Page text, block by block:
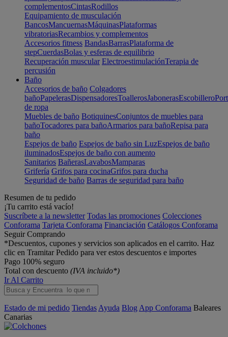
complementosCintasRodillos
Equipamiento de musculación
BancosMancuernasMáquinasPlataformas
vibratoriasRecambios y complementos
Accesorios fitness BandasBarrasPlataforma de
stepCuerdasBolas y esferas de equilibrio
Recuperación muscular ElectroestimulaciónTerapia de
percusión
Baño
Accesorios de baño Colgadores
bañoPapelerasDispensadoresToallerosJabonerasEscobillero
de ropa
Muebles de baño BotiquinesConjuntos de muebles para
bañoTocadores para bañoArmarios para bañoRepisa para
baño
Espejos de baño Espejos de baño sin LuzEspejos de baño
iluminadosEspejos de baño con aumento
Sanitarios BañerasLavabosMamparas
Grifería Grifos para cocinaGrifos para ducha
Seguridad de baño Barras de seguridad para baño
Resumen de tu pedido
¡Tu carrito está vacío!
Suscríbete a la newsletter Todas las promociones Colecciones
Conforama Tarjeta Conforama Financiación Catálogos Conforama
Seguir Comprando
*Descuentos, cupones y servicios son aplicados en el carrito. Haz
clic en Tramitar Pedido para ver estos descuentos e importes
Pago 100% seguro
Total con descuento (IVA incluido*)
Ir Al Carrito
Estado de mi pedido Tiendas Ayuda Blog App Conforama Baleares
Canarias